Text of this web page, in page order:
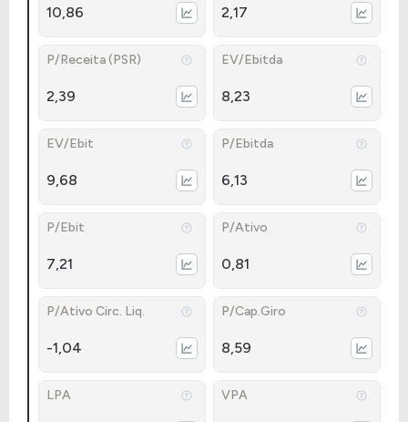
10,86 2,17
P/Receita (PSR)
2,39
EV/Ebitda
8,23
EV/Ebit
9,68
P/Ebitda
6,13
P/Ebit
7,21
P/Ativo
0,81
P/Ativo Circ. Liq.
-1,04
P/Cap.Giro
8,59
LPA VPA